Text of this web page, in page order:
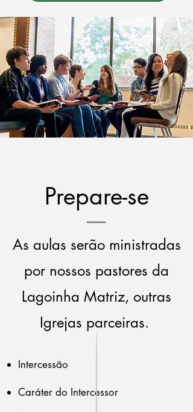
Prepare-se
As aulas serão ministradas
por nossos pastores da
Lagoinha Matriz, outras
Igrejas parceiras.
Intercessão
Caráter do Intercessor